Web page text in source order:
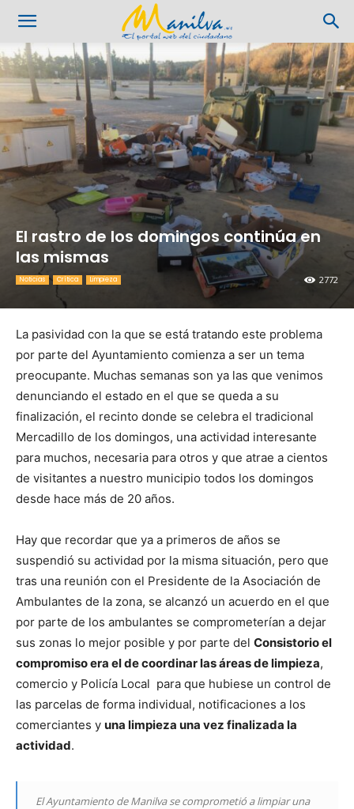
El rastro de los domingos continúa en
las mismas
2772
Noticias Crítica Limpieza
La pasividad con la que se está tratando este problema
por parte del Ayuntamiento comienza a ser un tema
preocupante. Muchas semanas son ya las que venimos
denunciando el estado en el que se queda a su
finalización, el recinto donde se celebra el tradicional
Mercadillo de los domingos, una actividad interesante
para muchos, necesaria para otros y que atrae a cientos
de visitantes a nuestro municipio todos los domingos
desde hace más de 20 años.
Hay que recordar que ya a primeros de años se
suspendió su actividad por la misma situación, pero que
tras una reunión con el Presidente de la Asociación de
Ambulantes de la zona, se alcanzó un acuerdo en el que
por parte de los ambulantes se comprometerían a dejar
sus zonas lo mejor posible y por parte del Consistorio el
compromiso era el de coordinar las áreas de limpieza,
comercio y Policía Local para que hubiese un control de
las parcelas de forma individual, notificaciones a los
comerciantes y una limpieza una vez finalizada la
actividad.
El Ayuntamiento de Manilva se comprometió a limpiar una